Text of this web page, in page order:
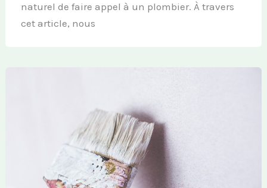
naturel de faire appel à un plombier. À travers
cet article, nous